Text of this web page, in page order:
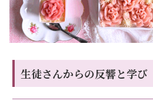
生徒さんからの反響と学び